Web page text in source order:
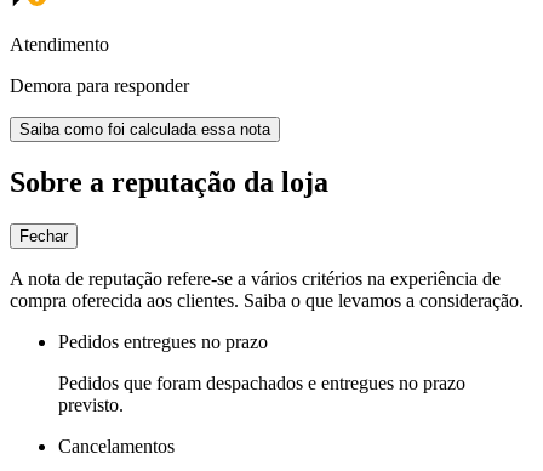
Atendimento
Demora para responder
Saiba como foi calculada essa nota
Sobre a reputação da loja
Fechar
A nota de reputação refere-se a vários critérios na experiência de
compra oferecida aos clientes. Saiba o que levamos a consideração.
Pedidos entregues no prazo
Pedidos que foram despachados e entregues no prazo
previsto.
Cancelamentos